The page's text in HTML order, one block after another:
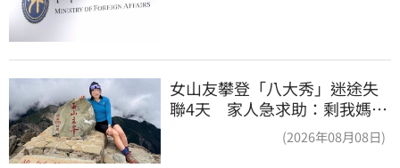
女山友攀登「八大秀」迷途失
聯4天 家人急求助：剩我媽還
(2026年08月08日)